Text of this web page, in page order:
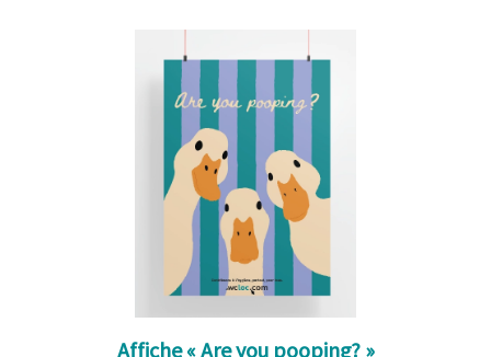
Affiche « Are you pooping? »